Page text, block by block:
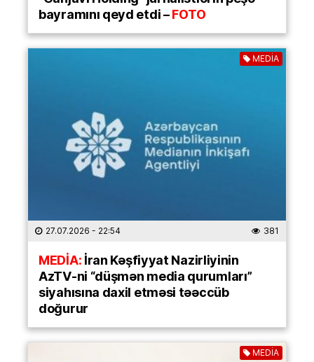
bayramını qeyd etdi –FOTO
MEDİA
27.07.2026 - 22:54 381
MEDİA:İran Kəşfiyyat Nazirliyinin
AzTV-ni “düşmən media qurumları”
siyahısına daxil etməsi təəccüb
doğurur
MEDİA